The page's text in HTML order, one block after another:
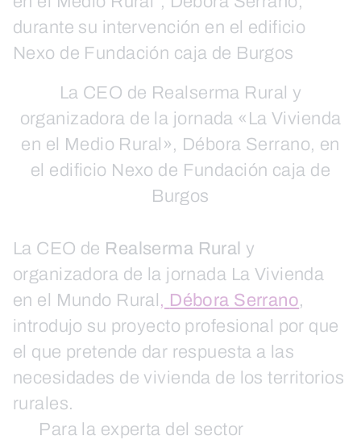
La CEO de Realserma Rural y
organizadora de la jornada «La Vivienda
en el Medio Rural», Débora Serrano, en
el edificio Nexo de Fundación caja de
Burgos
La CEO de Realserma Rural y
organizadora de la jornada La Vivienda
en el Mundo Rural , Débora Serrano,
introdujo su proyecto profesional por que
el que pretende dar respuesta a las
necesidades de vivienda de los territorios
rurales.
Para la experta del sector